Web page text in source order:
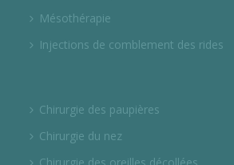
Mésothérapie
Injections de comblement des rides
Chirurgie des paupières
Chirurgie du nez